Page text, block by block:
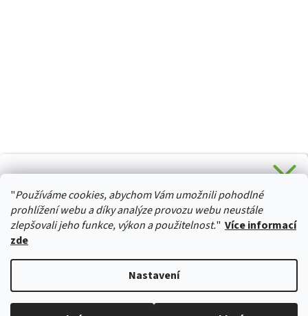
"Používáme cookies, abychom Vám umožnili pohodlné
prohlížení webu a díky analýze provozu webu neustále
zlepšovali jeho funkce, výkon a použitelnost." Více informací
zde
Nastavení
HURTTA-COLLECTION.CZ
Copyright 2026izviratka.cz. Všechna práva vyhrazena.Upravit
Stačí se přihlásit k odběru novinek z našeho obchodu a je
Vaše :)
Ano, chci se přihlásit
Zásady zpracování osobních údajů